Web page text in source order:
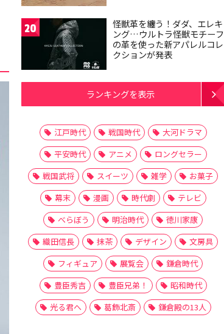
20
怪獣革を纏う！ダダ、エレキ
ング…ウルトラ怪獣モチーフ
の革を使った新アパレルコレ
クションが発表
ランキングを表示
江戸時代 戦国時代
大河ドラマ
平安時代
アニメ
ロングセラー
戦国武将
スイーツ 雑学
お菓子
幕末
漫画 時代劇
テレビ
べらぼう
明治時代
徳川家康
織田信長
抹茶 デザイン
文房具
フィギュア
展覧会
鎌倉時代
豊臣秀吉
豊臣兄弟！
昭和時代
光る君へ
葛飾北斎 鎌倉殿の13人